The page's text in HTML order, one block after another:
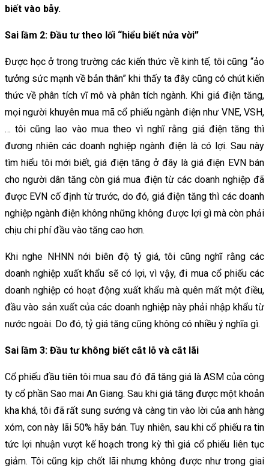
biết vào bẫy.
Sai lầm 2: Đầu tư theo lối “hiểu biết nửa vời”
Được học ở trong trường các kiến thức về kinh tế, tôi cũng “ảo
tưởng sức mạnh về bản thân” khi thấy ta đây cũng có chút kiến
thức về phân tích vĩ mô và phân tích ngành. Khi giá điện tăng,
mọi người khuyên mua mã cổ phiếu ngành điện như VNE, VSH,
… tôi cũng lao vào mua theo vì nghĩ rằng giá điện tăng thì
đương nhiên các doanh nghiệp ngành điện là có lợi. Sau này
tìm hiểu tôi mới biết, giá điện tăng ở đây là giá điện EVN bán
cho người dân tăng còn giá mua điện từ các doanh nghiệp đã
được EVN cố định từ trước, do đó, giá điện tăng thì các doanh
nghiệp ngành điện không những không được lợi gì mà còn phải
chịu chi phí đầu vào tăng cao hơn.
Khi nghe NHNN nới biên độ tỷ giá, tôi cũng nghĩ rằng các
doanh nghiệp xuất khẩu sẽ có lợi, vì vậy, đi mua cổ phiếu các
doanh nghiệp có hoạt động xuất khẩu mà quên mất một điều,
đầu vào sản xuất của các doanh nghiệp này phải nhập khẩu từ
nước ngoài. Do đó, tỷ giá tăng cũng không có nhiều ý nghĩa gì.
Sai lầm 3: Đầu tư không biết cắt lỗ và cắt lãi
Cổ phiếu đầu tiên tôi mua sau đó đã tăng giá là ASM của công
ty cổ phần Sao mai An Giang. Sau khi giá tăng được một khoản
kha khá, tôi đã rất sung sướng và càng tin vào lời của anh hàng
xóm, con này lãi 50% hãy bán. Tuy nhiên, sau khi cổ phiếu ra tin
tức lợi nhuận vượt kế hoạch trong kỳ thì giá cổ phiếu liên tục
giảm. Tôi cũng kịp chốt lãi nhưng không được như trong giai